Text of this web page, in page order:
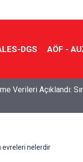
DGS AÖF -
Verileri Açıklandı:
evreleri nelerdir